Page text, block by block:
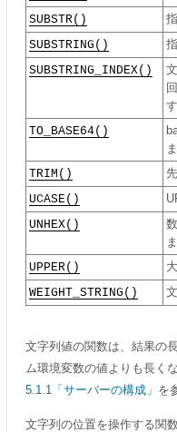
SUBSTR()
SUBSTRING()
SUBSTRING_INDEX()
す
TO_BASE64()
TRIM()
UCASE()
UNHEX()
UPPER()
WEIGHT_STRING()
文字列値の関数は、結果の
ム環境変数の値よりも長くな
5.1.1「サーバーの構成」 を
文字列の位置を操作する関